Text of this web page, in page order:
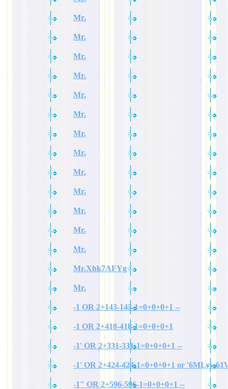
Mr.
Mr.
Mr.
Mr.
Mr.
Mr.
Mr.
Mr.
Mr.
Mr.
Mr.
Mr.
Mr.
Mr.Xhk7AFYg
Mr.
-1 OR 2+143-143-1=0+0+0+1 --
-1 OR 2+418-418-1=0+0+0+1
-1' OR 2+331-331-1=0+0+0+1 --
-1' OR 2+424-424-1=0+0+0+1 or
-1" OR 2+596-596-1=0+0+0+1 --